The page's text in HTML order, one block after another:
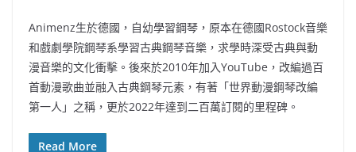
Animenz生於德國，自幼學習鋼琴，原本在德國Rostock音樂
和戲劇學院鋼琴系學習古典鋼琴音樂，求學時深受古典與動
漫音樂的文化衝擊。後來於2010年加入YouTube，改編過百
首動漫歌曲並融入古典鋼琴元素，有著「世界動漫鋼琴改編
第一人」之稱，更於2022年達到二百萬訂閱的里程碑。
Read More